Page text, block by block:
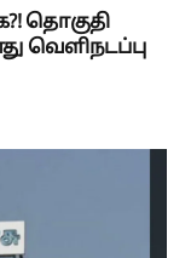
தொகுதி
வெளிநடப்பு